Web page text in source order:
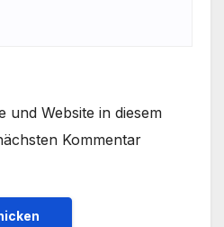
und Website in diesem
Kommentar